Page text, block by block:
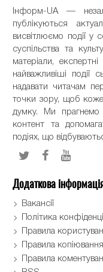
Інформ-UA —
публікуються
висвітлюємо події у
суспільства та
матеріали,
найважливіші
надавати читачам
точки зору, щоб
думку. Ми прагнемо
контент та
подіях, що
Додаткова
Вакансії
Політика
Правила
Правила копіювання
Правила